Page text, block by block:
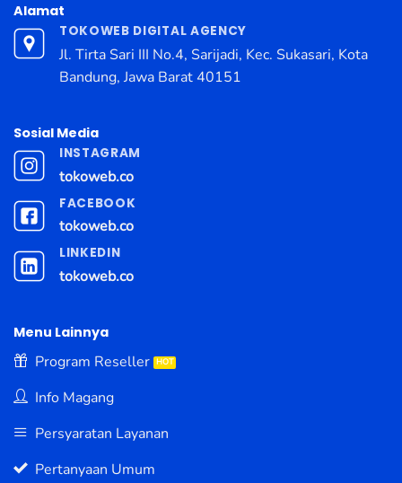
Alamat
TOKOWEB DIGITAL AGENCY
Jl. Tirta Sari III No.4, Sarijadi, Kec. Sukasari, Kota
Bandung, Jawa Barat 40151
Sosial Media
INSTAGRAM
tokoweb.co
FACEBOOK
tokoweb.co
LINKEDIN
tokoweb.co
Menu Lainnya
Program Reseller
Info Magang
Persyaratan Layanan
Pertanyaan Umum